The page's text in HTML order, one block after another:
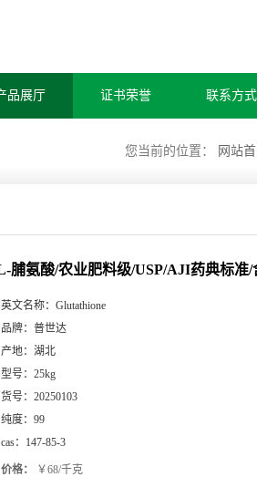
品展厅 证书荣誉 联系方式
您当前的位置： 网站
脯氨酸/农业肥料级/USP/AJI药典标准/
英文名称： Glutathione
品牌： 普世达
产地： 湖北
型号： 25kg
货号： 20250103
纯度： 99
cas： 147-85-3
价格： ￥68/千克